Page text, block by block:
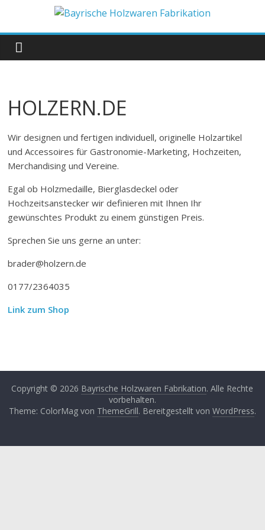
springen
Bayrische
Holzwaren
Fabrikation
HOLZERN.DE
Wir designen und fertigen individuell, originelle Holzartikel
und Accessoires für Gastronomie-Marketing, Hochzeiten,
Merchandising und Vereine.
Egal ob Holzmedaille, Bierglasdeckel oder
Hochzeitsanstecker wir definieren mit Ihnen Ihr
gewünschtes Produkt zu einem günstigen Preis.
Sprechen Sie uns gerne an unter:
brader@holzern.de
0177/2364035
Link zum Shop
Copyright © 2026 Bayrische Holzwaren Fabrikation. Alle Rechte
vorbehalten.
Theme: ColorMag von ThemeGrill. Bereitgestellt von WordPress.